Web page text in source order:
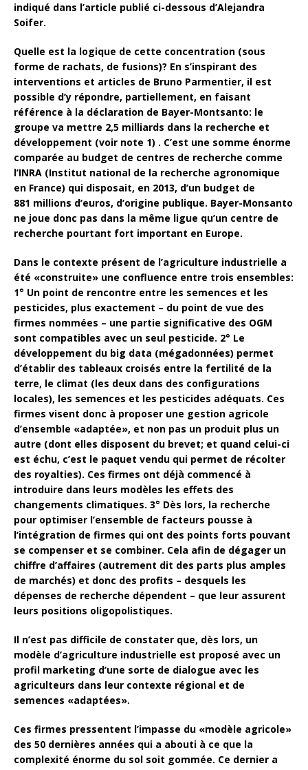
indiqué dans l’article publié ci-dessous d’Alejandra
Soifer.
Quelle est la logique de cette concentration (sous
forme de rachats, de fusions)? En s’inspirant des
interventions et articles de Bruno Parmentier, il est
possible d’y répondre, partiellement, en faisant
référence à la déclaration de Bayer-Montsanto: le
groupe va mettre 2,5 milliards dans la recherche et
développement (voir note 1) . C’est une somme énorme
comparée au budget de centres de recherche comme
l’INRA (Institut national de la recherche agronomique
en France) qui disposait, en 2013, d’un budget de
881 millions d’euros, d’origine publique. Bayer-Monsanto
ne joue donc pas dans la même ligue qu’un centre de
recherche pourtant fort important en Europe.
Dans le contexte présent de l’agriculture industrielle a
été «construite» une confluence entre trois ensembles:
1° Un point de rencontre entre les semences et les
pesticides, plus exactement – du point de vue des
firmes nommées – une partie significative des OGM
sont compatibles avec un seul pesticide. 2° Le
développement du big data (mégadonnées) permet
d’établir des tableaux croisés entre la fertilité de la
terre, le climat (les deux dans des configurations
locales), les semences et les pesticides adéquats. Ces
firmes visent donc à proposer une gestion agricole
d’ensemble «adaptée», et non pas un produit plus un
autre (dont elles disposent du brevet; et quand celui-ci
est échu, c’est le paquet vendu qui permet de récolter
des royalties). Ces firmes ont déjà commencé à
introduire dans leurs modèles les effets des
changements climatiques. 3° Dès lors, la recherche
pour optimiser l’ensemble de facteurs pousse à
l’intégration de firmes qui ont des points forts pouvant
se compenser et se combiner. Cela afin de dégager un
chiffre d’affaires (autrement dit des parts plus amples
de marchés) et donc des profits – desquels les
dépenses de recherche dépendent – que leur assurent
leurs positions oligopolistiques.
Il n’est pas difficile de constater que, dès lors, un
modèle d’agriculture industrielle est proposé avec un
profil marketing d’une sorte de dialogue avec les
agriculteurs dans leur contexte régional et de
semences «adaptées».
Ces firmes pressentent l’impasse du «modèle agricole»
des 50 dernières années qui a abouti à ce que la
complexité énorme du sol soit gommée. Ce dernier a